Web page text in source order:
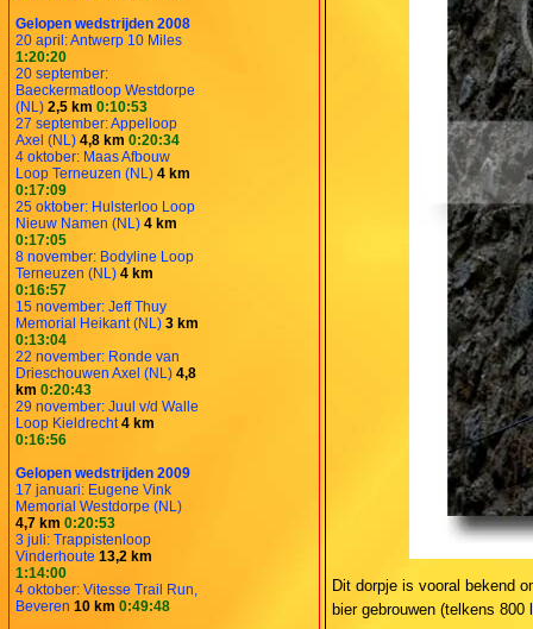
Gelopen wedstrijden 2008
20 april: Antwerp 10 Miles
1:20:20
20 september:
Baeckermatloop Westdorpe
(NL) 2,5 km 0:10:53
27 september: Appelloop
Axel (NL) 4,8 km 0:20:34
4 oktober: Maas Afbouw
Loop Terneuzen (NL) 4 km
0:17:09
25 oktober: Hulsterloo Loop
Nieuw Namen (NL) 4 km
0:17:05
8 november: Bodyline Loop
Terneuzen (NL) 4 km
0:16:57
15 november: Jeff Thuy
Memorial Heikant (NL) 3 km
0:13:04
22 november: Ronde van
Drieschouwen Axel (NL) 4,8
km 0:20:43
29 november: Juul v/d Walle
Loop Kieldrecht4 km
0:16:56
Gelopen wedstrijden 2009
17 januari: Eugene Vink
Memorial Westdorpe (NL)
4,7 km 0:20:53
3 juli: Trappistenloop
Vinderhoute 13,2 km
1:14:00
4 oktober: Vitesse Trail Run,
Beveren 10 km 0:49:48
Dit dorpje is vooral bekend
bier gebrouwen (telkens 800